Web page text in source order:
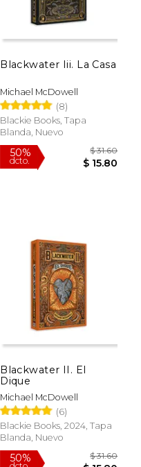
17%
dcto.
Blackwater Iii. La Casa
Michael McDowell
(8)
Blackie Books, Tapa
Blanda, Nuevo
50%
Blackwater II. El
Dique
Michael McDowell
(6)
Blackie Books, 2024, Tapa
Blanda, Nuevo